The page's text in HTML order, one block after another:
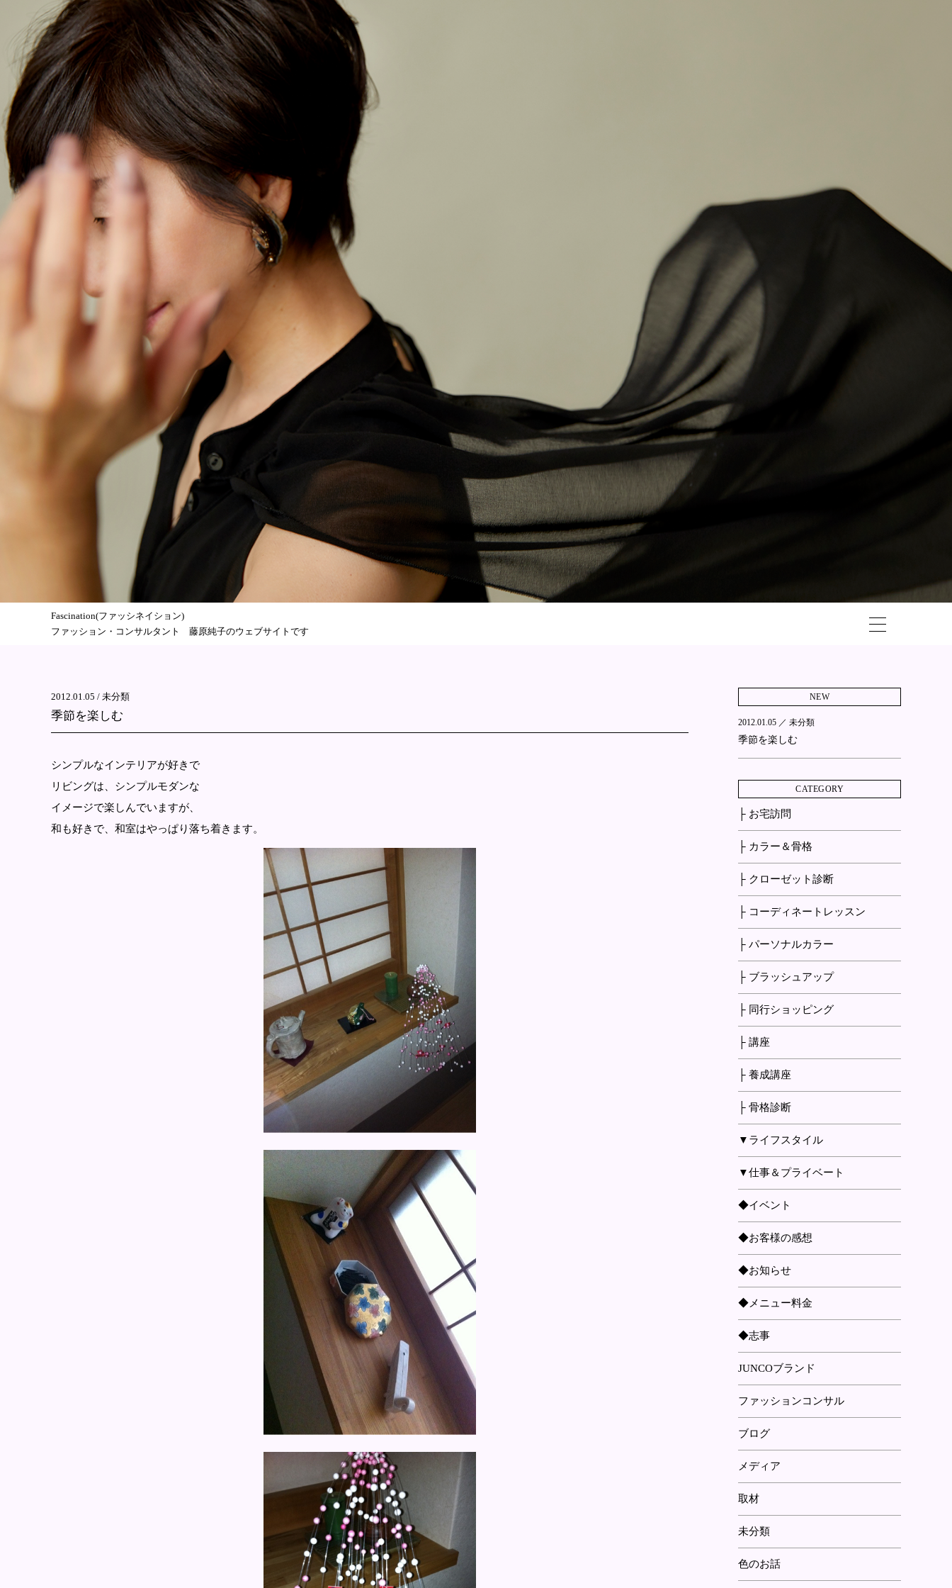
Fascination(ファッシネイション)
ファッション・コンサルタント 藤原純子のウェブサイトです
2012.01.05 / 未分類
季節を楽しむ
シンプルなインテリアが好きで
リビングは、シンプルモダンな
イメージで楽しんでいますが、
和も好きで、和室はやっぱり落ち着きます。
NEW
2012.01.05 ／ 未分類
季節を楽しむ
CATEGORY
├ お宅訪問
├ カラー＆骨格
├ クローゼット診断
├ コーディネートレッスン
├ パーソナルカラー
├ ブラッシュアップ
├ 同行ショッピング
├ 講座
├ 養成講座
├ 骨格診断
▼ライフスタイル
▼仕事＆プライベート
◆イベント
◆お客様の感想
◆お知らせ
◆メニュー料金
◆志事
JUNCOブランド
ファッションコンサル
ブログ
メディア
取材
未分類
色のお話